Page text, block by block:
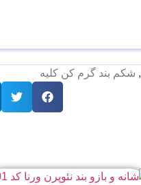
, شکم بند گرم کن کلیه